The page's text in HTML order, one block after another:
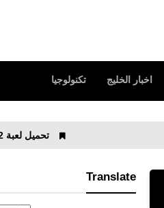
اخبار الخليج تكنولوجيا
تحميل لعبة Offroad Legends 2 للأيفون والأندرويد رابط مباشر
Translate